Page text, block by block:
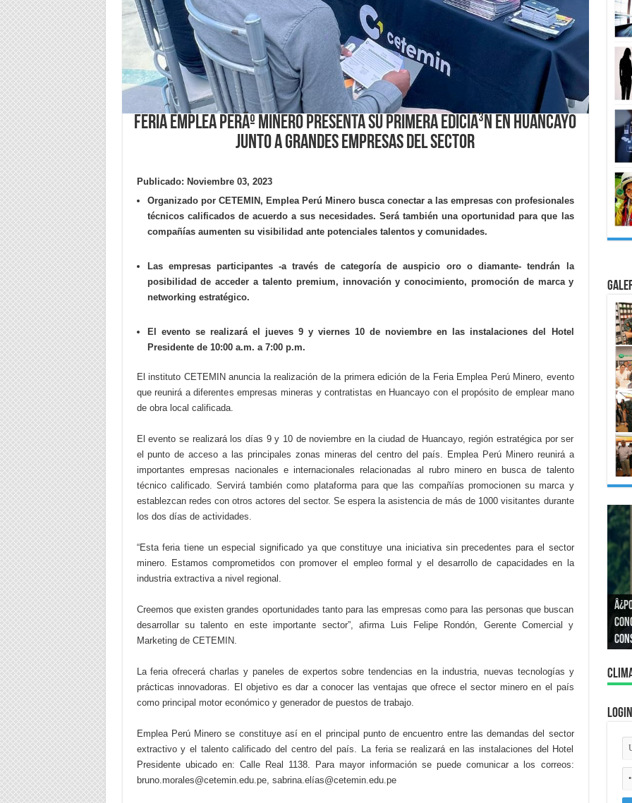
Feria Emplea PerÃº Minero presenta su primera ediciÃ³n en Huancayo
junto a grandes empresas del sector
Publicado: Noviembre 03, 2023
Organizado por CETEMIN, Emplea Perú Minero busca conectar a las empresas con profesionales
técnicos calificados de acuerdo a sus necesidades. Será también una oportunidad para que las
compañías aumenten su visibilidad ante potenciales talentos y comunidades.
Las empresas participantes -a través de categoría de auspicio oro o diamante- tendrán la
posibilidad de acceder a talento premium, innovación y conocimiento, promoción de marca y
networking estratégico.
El evento se realizará el jueves 9 y viernes 10 de noviembre en las instalaciones del Hotel
Presidente de 10:00 a.m. a 7:00 p.m.
El instituto CETEMIN anuncia la realización de la primera edición de la Feria Emplea Perú Minero, evento
que reunirá a diferentes empresas mineras y contratistas en Huancayo con el propósito de emplear mano
de obra local calificada.
El evento se realizará los días 9 y 10 de noviembre en la ciudad de Huancayo, región estratégica por ser
el punto de acceso a las principales zonas mineras del centro del país. Emplea Perú Minero reunirá a
importantes empresas nacionales e internacionales relacionadas al rubro minero en busca de talento
técnico calificado. Servirá también como plataforma para que las compañías promocionen su marca y
establezcan redes con otros actores del sector. Se espera la asistencia de más de 1000 visitantes durante
los dos días de actividades.
“Esta feria tiene un especial significado ya que constituye una iniciativa sin precedentes para el sector
minero. Estamos comprometidos con promover el empleo formal y el desarrollo de capacidades en la
industria extractiva a nivel regional.
Creemos que existen grandes oportunidades tanto para las empresas como para las personas que buscan
desarrollar su talento en este importante sector”, afirma Luis Felipe Rondón, Gerente Comercial y
Marketing de CETEMIN.
La feria ofrecerá charlas y paneles de expertos sobre tendencias en la industria, nuevas tecnologías y
prácticas innovadoras. El objetivo es dar a conocer las ventajas que ofrece el sector minero en el país
como principal motor económico y generador de puestos de trabajo.
Emplea Perú Minero se constituye así en el principal punto de encuentro entre las demandas del sector
extractivo y el talento calificado del centro del país. La feria se realizará en las instalaciones del Hotel
Presidente ubicado en: Calle Real 1138. Para mayor información se puede comunicar a los correos:
bruno.morales@cetemin.edu.pe, sabrina.elías@cetemin.edu.pe
Login